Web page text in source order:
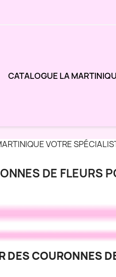
CATALOGUE LA
VOTRE
DE FLEURS
DES COURONNES